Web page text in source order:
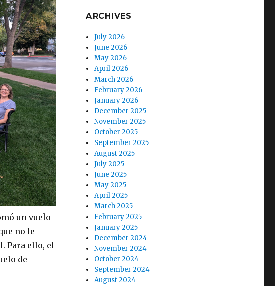
un vuelo
no le
Para ello, el
de
ARCHIVES
July 2026
June 2026
May 2026
April 2026
March 2026
February 2026
January 2026
December 2025
November 2025
October 2025
September 2025
August 2025
July 2025
June 2025
May 2025
April 2025
March 2025
February 2025
January 2025
December 2024
November 2024
October 2024
September 2024
August 2024